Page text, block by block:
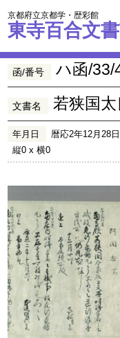
京都府立京都学・歴彩館
東寺百合文
函/番号 ハ函/33/
文書名 若狭国
年月日 暦応2年12月28日
縦0 x 横0